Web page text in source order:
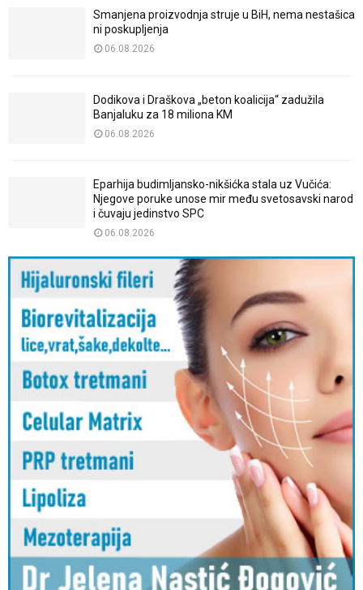
Smanjena proizvodnja struje u BiH, nema nestašica
ni poskupljenja
06.08.2026
Dodikova i Draškova „beton koalicija“ zadužila
Banjaluku za 18 miliona KM
06.08.2026
Eparhija budimljansko-nikšićka stala uz Vučića:
Njegove poruke unose mir među svetosavski narod
i čuvaju jedinstvo SPC
06.08.2026